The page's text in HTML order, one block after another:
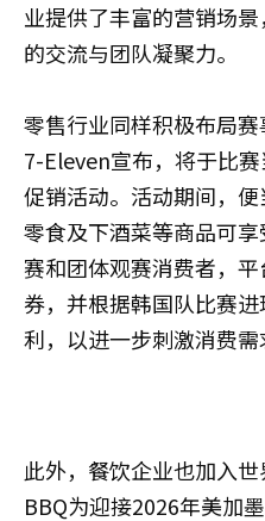
业提供了丰富的营销场
的交流与团队凝聚力。
零售行业同样积极布局
7-Eleven宣布，将于比
促销活动。活动期间，便
零食及下酒菜等商品可
赛和团体观赛消费者，
券，并根据韩国队比赛
利，以进一步刺激消费需
此外，餐饮企业也加入
BBQ为迎接2026年美加